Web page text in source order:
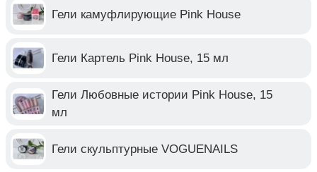
Гели камуфлирующие Pink House
Гели Картель Pink House, 15 мл
Гели Любовные истории Pink House, 15
мл
Гели скульптурные VOGUENAILS